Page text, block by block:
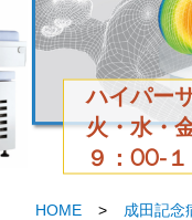
ハイパー
火・水・
９：00-
HOME > 成田記念